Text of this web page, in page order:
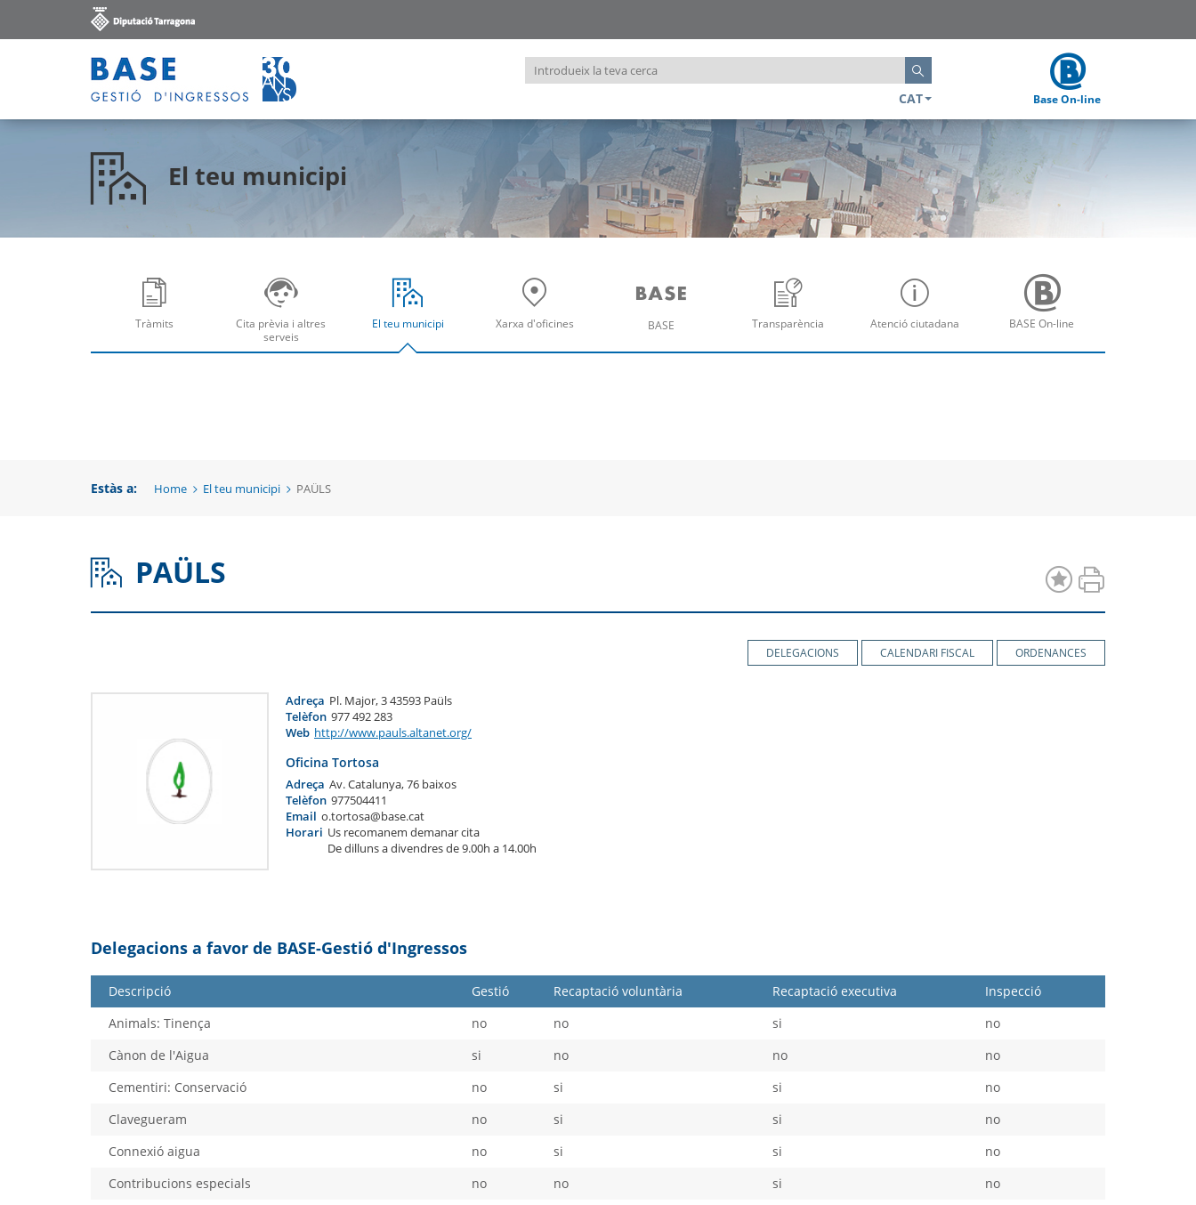
Introdueix
la
cerca
CAT
Base On-line
El teu municipi
Tràmits
Obre
finestra
Cita prèvia i altres
serveis
Obre
finestra
El teu municipi
Obre
Xarxa d'oficines
Obre
BASE
Obre
Transparència
Obre
Atenció ciutadana
Obre
BASE On-line
Obre
Estàs a: Home El teu municipi PAÜLS
PAÜLS
DELEGACIONS CALENDARI FISCAL ORDENANCES
Adreça Pl. Major, 3 43593 Paüls
Telèfon 977 492 283
Web http://www.pauls.altanet.org/
Oficina Tortosa
Adreça Av. Catalunya, 76 baixos
Telèfon 977504411
Email o.tortosa@base.cat
Horari Us recomanem demanar cita
De dilluns a divendres de 9.00h a 14.00h
Delegacions a favor de BASE-Gestió d'Ingressos
Descripció Gestió Recaptació voluntària Recaptació executiva
Inspecció
Animals: Tinença
no no si
no
Cànon de l'Aigua
si no no
no
Cementiri: Conservació
no si si
no
Clavegueram
no si si
no
Connexió aigua
no si si
no
Contribucions especials
no no si
no